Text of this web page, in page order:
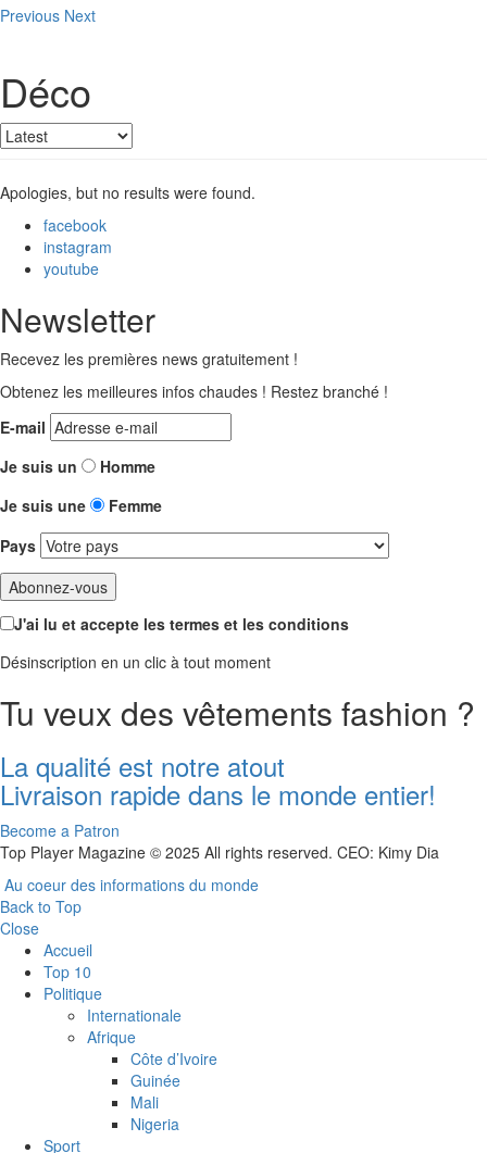
Previous Next
Déco
Apologies, but no results were found.
facebook
instagram
youtube
Newsletter
Recevez les premières news gratuitement !
Obtenez les meilleures infos chaudes ! Restez branché !
E-mail
Je suis un
Homme
Je suis une
Femme
Pays
J'ai lu et accepte les termes et les conditions
Désinscription en un clic à tout moment
Tu veux des vêtements fashion ?
La qualité est notre atout
Livraison rapide dans le monde entier!
Become a Patron
Top Player Magazine © 2025 All rights reserved. CEO: Kimy Dia
Au coeur des informations du monde
Back to Top
Close
Accueil
Top 10
Politique
Internationale
Afrique
Côte d’Ivoire
Guinée
Mali
Nigeria
Sport